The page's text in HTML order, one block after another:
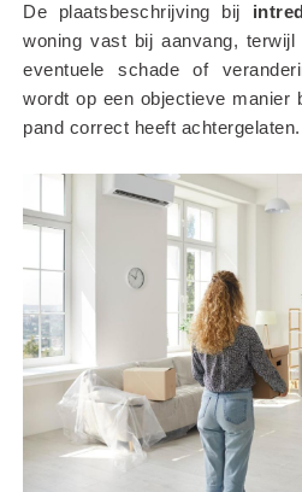
De plaatsbeschrijving bij
woning vast bij aanvang, terwijl
eventuele schade of
wordt op een objectieve manier
pand correct heeft achtergelaten.